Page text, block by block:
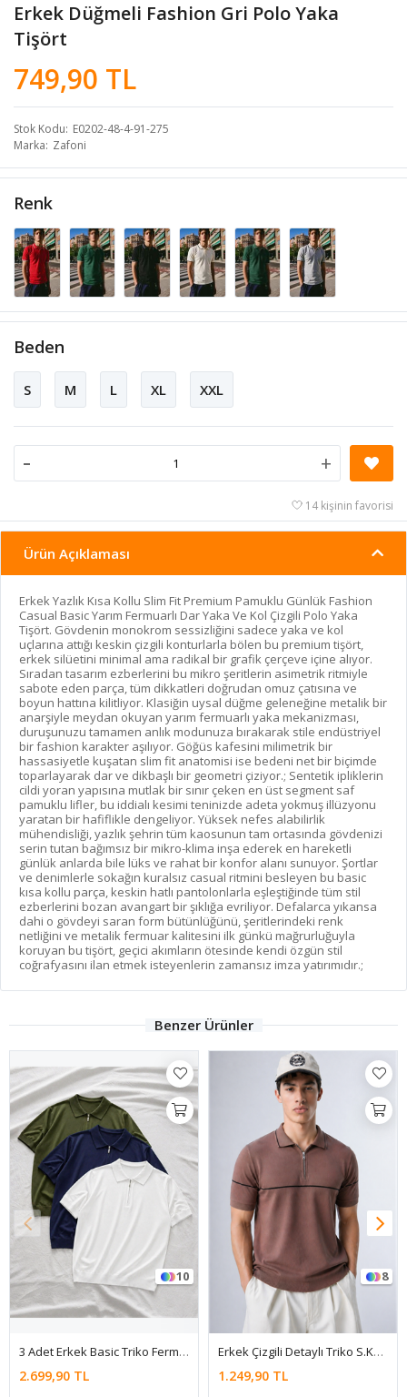
Erkek Düğmeli Fashion Gri Polo Yaka
Tişört
749,90 TL
Stok Kodu E0202-48-4-91-275
Marka Zafoni
Renk
Beden
S M L XL XXL
- +
14 kişinin favorisi
Ürün Açıklaması
Erkek Yazlık Kısa Kollu Slim Fit Premium Pamuklu Günlük Fashion
Casual Basic Yarım Fermuarlı Dar Yaka Ve Kol Çizgili Polo Yaka
Tişört. Gövdenin monokrom sessizliğini sadece yaka ve kol
uçlarına attığı keskin çizgili konturlarla bölen bu premium tişört,
erkek silüetini minimal ama radikal bir grafik çerçeve içine alıyor.
Sıradan tasarım ezberlerini bu mikro şeritlerin asimetrik ritmiyle
sabote eden parça, tüm dikkatleri doğrudan omuz çatısına ve
boyun hattına kilitliyor. Klasiğin uysal düğme geleneğine metalik bir
anarşiyle meydan okuyan yarım fermuarlı yaka mekanizması,
duruşunuzu tamamen anlık modunuza bırakarak stile endüstriyel
bir fashion karakter aşılıyor. Göğüs kafesini milimetrik bir
hassasiyetle kuşatan slim fit anatomisi ise bedeni net bir biçimde
toparlayarak dar ve dikbaşlı bir geometri çiziyor.; Sentetik ipliklerin
cildi yoran yapısına mutlak bir sınır çeken en üst segment saf
pamuklu lifler, bu iddialı kesimi teninizde adeta yokmuş illüzyonu
yaratan bir hafiflikle dengeliyor. Yüksek nefes alabilirlik
mühendisliği, yazlık şehrin tüm kaosunun tam ortasında gövdenizi
serin tutan bağımsız bir mikro-klima inşa ederek en hareketli
günlük anlarda bile lüks ve rahat bir konfor alanı sunuyor. Şortlar
ve denimlerle sokağın kuralsız casual ritmini besleyen bu basic
kısa kollu parça, keskin hatlı pantolonlarla eşleştiğinde tüm stil
ezberlerini bozan avangart bir şıklığa evriliyor. Defalarca yıkansa
dahi o gövdeyi saran form bütünlüğünü, şeritlerindeki renk
netliğini ve metalik fermuar kalitesini ilk günkü mağrurluğuyla
koruyan bu tişört, geçici akımların ötesinde kendi özgün stil
coğrafyasını ilan etmek isteyenlerin zamansız imza yatırımıdır.;
Benzer Ürünler
10
3 Adet Erkek Basic Triko Fermuarlı Polo Yaka Tişört
2.699,90 TL
8
Erkek Çizgili Detaylı Triko S.Kahve Polo Yaka Tişört
1.249,90 TL